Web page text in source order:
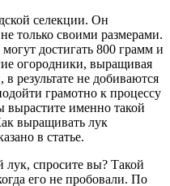
селекции. Он
только своими размерами.
достигать 800 грамм и
огородники, выращивая
результате не добиваются
грамотно к процессу
именно такой
выращивать лук
в статье.
спросите вы? Такой
его не пробовали. По